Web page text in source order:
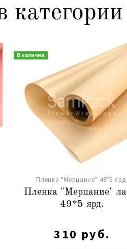
категории
В наличии
Пленка "Мерцание" 49*5 ярд.
Пленка "Мерцание"
49*5 ярд.
310 руб.